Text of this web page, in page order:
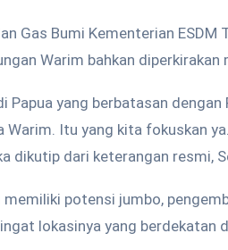
Gas Bumi Kementerian ESDM
Warim bahkan diperkirakan
Papua yang berbatasan
Warim. Itu yang kita fokuskan
dikutip dari keterangan resmi,
potensi jumbo,
lokasinya yang berdekatan